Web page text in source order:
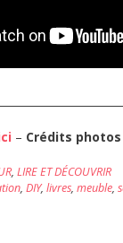
– Crédits photos
, LIRE ET DÉCOUVRIR
, DIY, livres, meuble,